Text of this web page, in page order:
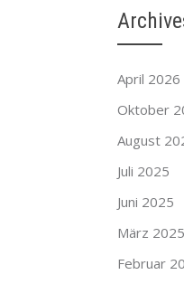
April 2026
Oktober
August
Juli 2025
Juni 2025
März 2025
Februar